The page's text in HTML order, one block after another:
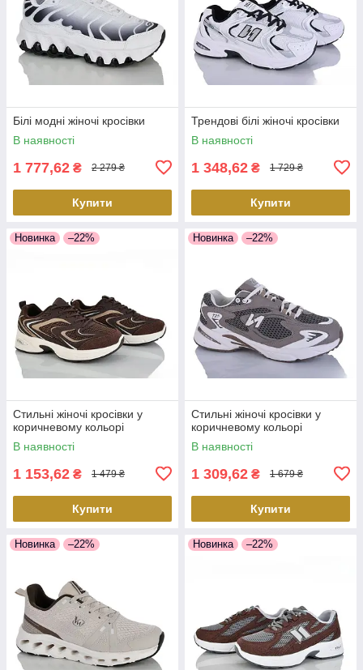
Білі модні жіночі кросівки
В наявності
1 777,62 ₴ 2 279 ₴
Купити
Трендові білі жіночі кросівки
В наявності
1 348,62 ₴ 1 729 ₴
Купити
Новинка –22%
Стильні жіночі кросівки у
коричневому кольорі
В наявності
1 153,62 ₴ 1 479 ₴
Купити
Новинка –22%
Стильні жіночі кросівки у
коричневому кольорі
В наявності
1 309,62 ₴ 1 679 ₴
Купити
Новинка –22% Новинка –22%